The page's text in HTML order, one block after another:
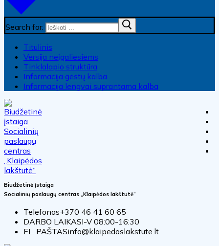
Search for:
Titulinis
Versija neįgaliesiems
Tinklalapio struktūra
Informacija gestų kalba
Informacija lengvai suprantama kalba
Biudžetinė įstaiga
Socialinių paslaugų centras „Klaipėdos lakštutė“
Telefonas+370 46 41 60 65
DARBO LAIKASI-V 08:00-16:30
EL. PAŠTASinfo@klaipedoslakstute.lt